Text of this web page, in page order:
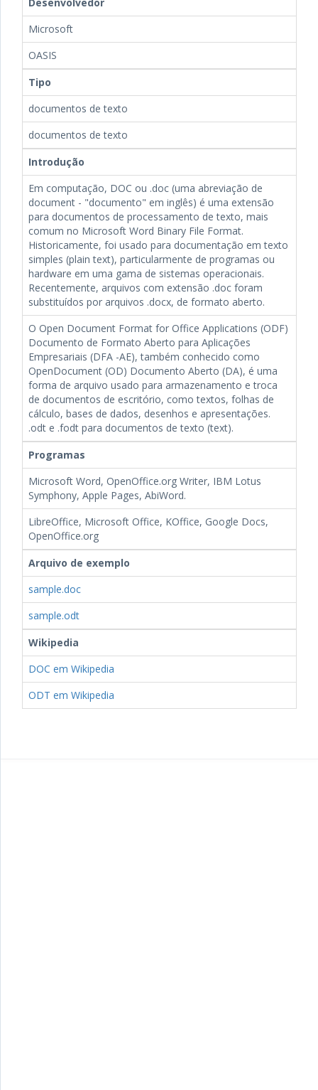
Microsoft
OASIS
Tipo
documentos de texto
documentos de texto
Introdução
Em computação, DOC ou .doc (uma abreviação de
document - "documento" em inglês) é uma extensão
para documentos de processamento de texto, mais
comum no Microsoft Word Binary File Format.
Historicamente, foi usado para documentação em texto
simples (plain text), particularmente de programas ou
hardware em uma gama de sistemas operacionais.
Recentemente, arquivos com extensão .doc foram
substituídos por arquivos .docx, de formato aberto.
O Open Document Format for Office Applications (ODF)
Documento de Formato Aberto para Aplicações
Empresariais (DFA -AE), também conhecido como
OpenDocument (OD) Documento Aberto (DA), é uma
forma de arquivo usado para armazenamento e troca
de documentos de escritório, como textos, folhas de
cálculo, bases de dados, desenhos e apresentações.
.odt e .fodt para documentos de texto (text).
Programas
Microsoft Word, OpenOffice.org Writer, IBM Lotus
Symphony, Apple Pages, AbiWord.
LibreOffice, Microsoft Office, KOffice, Google Docs,
OpenOffice.org
Arquivo de exemplo
sample.doc
sample.odt
Wikipedia
DOC em Wikipedia
ODT em Wikipedia